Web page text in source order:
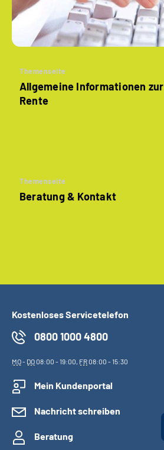
Themenseite
Allgemeine Informationen zur
Rente
Themenseite
Beratung & Kontakt
Kostenloses Servicetelefon
0800 1000 4800
MO- DO08:00 - 19:00, FR08:00 - 15:30
Mein Kundenportal
Nachricht schreiben
Beratung